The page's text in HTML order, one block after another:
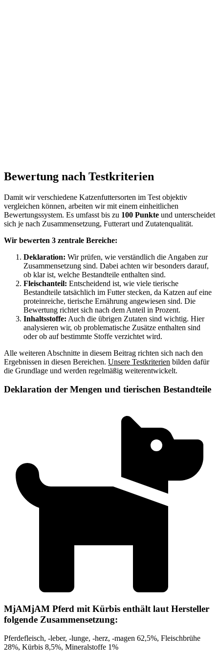
Bewertung nach Testkriterien
Damit wir verschiedene Katzenfuttersorten im Test objektiv
vergleichen können, arbeiten wir mit einem einheitlichen
Bewertungssystem. Es umfasst bis zu 100 Punkte und unterscheidet
sich je nach Zusammensetzung, Futterart und Zutatenqualität.
Wir bewerten 3 zentrale Bereiche:
Deklaration: Wir prüfen, wie verständlich die Angaben zur
Zusammensetzung sind. Dabei achten wir besonders darauf,
ob klar ist, welche Bestandteile enthalten sind.
Fleischanteil: Entscheidend ist, wie viele tierische
Bestandteile tatsächlich im Futter stecken, da Katzen auf eine
proteinreiche, tierische Ernährung angewiesen sind. Die
Bewertung richtet sich nach dem Anteil in Prozent.
Inhaltsstoffe: Auch die übrigen Zutaten sind wichtig. Hier
analysieren wir, ob problematische Zusätze enthalten sind
oder ob auf bestimmte Stoffe verzichtet wird.
Alle weiteren Abschnitte in diesem Beitrag richten sich nach den
Ergebnissen in diesen Bereichen. Unsere Testkriterien bilden dafür
die Grundlage und werden regelmäßig weiterentwickelt.
Deklaration der Mengen und tierischen Bestandteile
MjAMjAM Pferd mit Kürbis enthält laut Hersteller
folgende Zusammensetzung:
Pferdefleisch, -leber, -lunge, -herz, -magen 62,5%, Fleischbrühe
28%, Kürbis 8,5%, Mineralstoffe 1%